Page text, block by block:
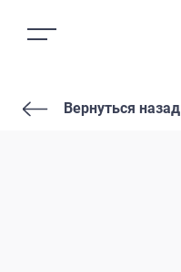
Вернуться назад